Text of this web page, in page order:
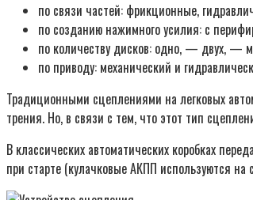
по связи частей: фрикционные,
по созданию нажимного усилия: с
по количеству дисков: одно, — двух, —
по приводу: механический и
Традиционными сцеплениями на легковых
трения. Но, в связи с тем, что этот тип
В классических автоматических коробках
при старте (кулачковые АКПП используются